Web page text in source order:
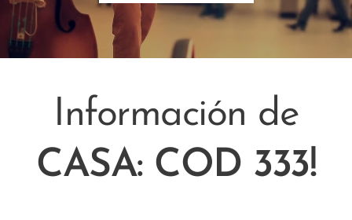
Información de
CASA: COD 333!